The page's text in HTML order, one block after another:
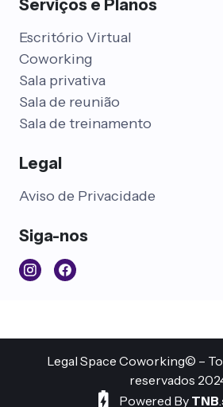
Serviços e Planos
Escritório Virtual
Coworking
Sala privativa
Sala de reunião
Sala de treinamento
Legal
Aviso de Privacidade
Siga-nos
Legal Space Coworking© –
reservados
Powered ByTNB.